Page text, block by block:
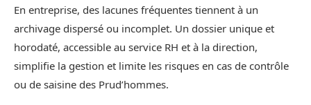
En entreprise, des lacunes fréquentes tiennent à un
archivage dispersé ou incomplet. Un dossier unique et
horodaté, accessible au service RH et à la direction,
simplifie la gestion et limite les risques en cas de contrôle
ou de saisine des Prud’hommes.